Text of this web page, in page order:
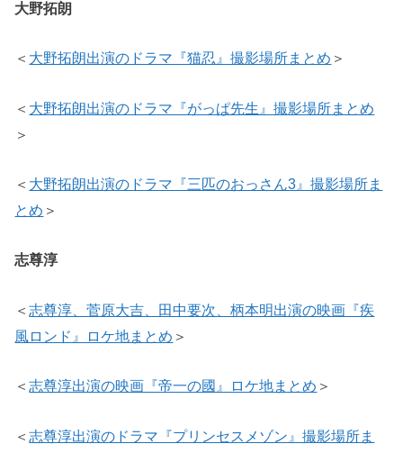
大野拓朗
＜ 大野拓朗出演のドラマ『猫忍』撮影場所まとめ ＞
＜ 大野拓朗出演のドラマ『がっぱ先生』撮影場所まとめ
＞
＜ 大野拓朗出演のドラマ『三匹のおっさん3』撮影場所ま
とめ ＞
志尊淳
＜志尊淳、菅原大吉、田中要次、柄本明出演の映画『疾
風ロンド』ロケ地まとめ ＞
＜志尊淳出演の映画『帝一の國』ロケ地まとめ ＞
＜志尊淳出演のドラマ『プリンセスメゾン』撮影場所ま